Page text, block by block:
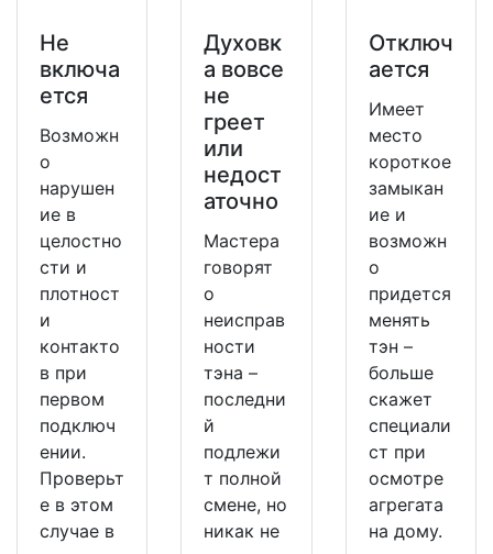
Не
включа
ется
Возможн
о
нарушен
ие в
целостно
сти и
плотност
и
контакто
в при
первом
подключ
ении.
Проверьт
е в этом
случае в
Духовк
а вовсе
не
греет
или
недост
аточно
Мастера
говорят
о
неисправ
ности
тэна –
последни
й
подлежи
т полной
смене, но
никак не
Отключ
ается
Имеет
место
короткое
замыкан
ие и
возможн
о
придется
менять
тэн –
больше
скажет
специали
ст при
осмотре
агрегата
на дому.